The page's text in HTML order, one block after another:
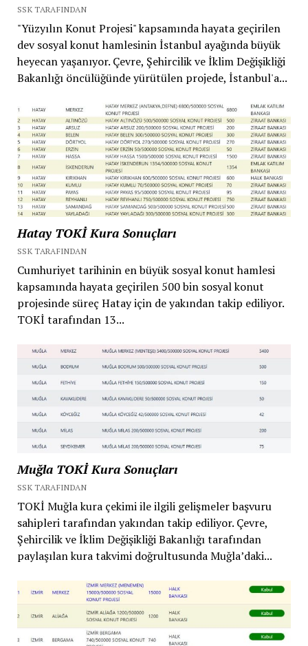
SSK TARAFINDAN
"Yüzyılın Konut Projesi" kapsamında hayata geçirilen
dev sosyal konut hamlesinin İstanbul ayağında büyük
heyecan yaşanıyor. Çevre, Şehircilik ve İklim Değişikliği
Bakanlığı öncülüğünde yürütülen projede, İstanbul'a...
Hatay TOKİ Kura Sonuçları
SSK TARAFINDAN
Cumhuriyet tarihinin en büyük sosyal konut hamlesi
kapsamında hayata geçirilen 500 bin sosyal konut
projesinde süreç Hatay için de yakından takip ediliyor.
TOKİ tarafından 13...
Muğla TOKİ Kura Sonuçları
SSK TARAFINDAN
TOKİ Muğla kura çekimi ile ilgili gelişmeler başvuru
sahipleri tarafından yakından takip ediliyor. Çevre,
Şehircilik ve İklim Değişikliği Bakanlığı tarafından
paylaşılan kura takvimi doğrultusunda Muğla’daki...